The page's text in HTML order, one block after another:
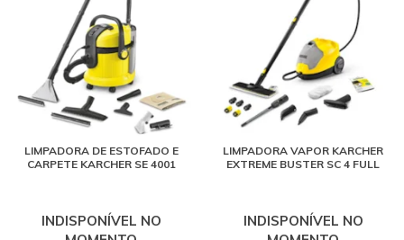
LIMPADORA DE ESTOFADO E
CARPETE KARCHER SE 4001
INDISPONÍVEL NO
LIMPADORA VAPOR KARCHER
EXTREME BUSTER SC 4 FULL
INDISPONÍVEL NO